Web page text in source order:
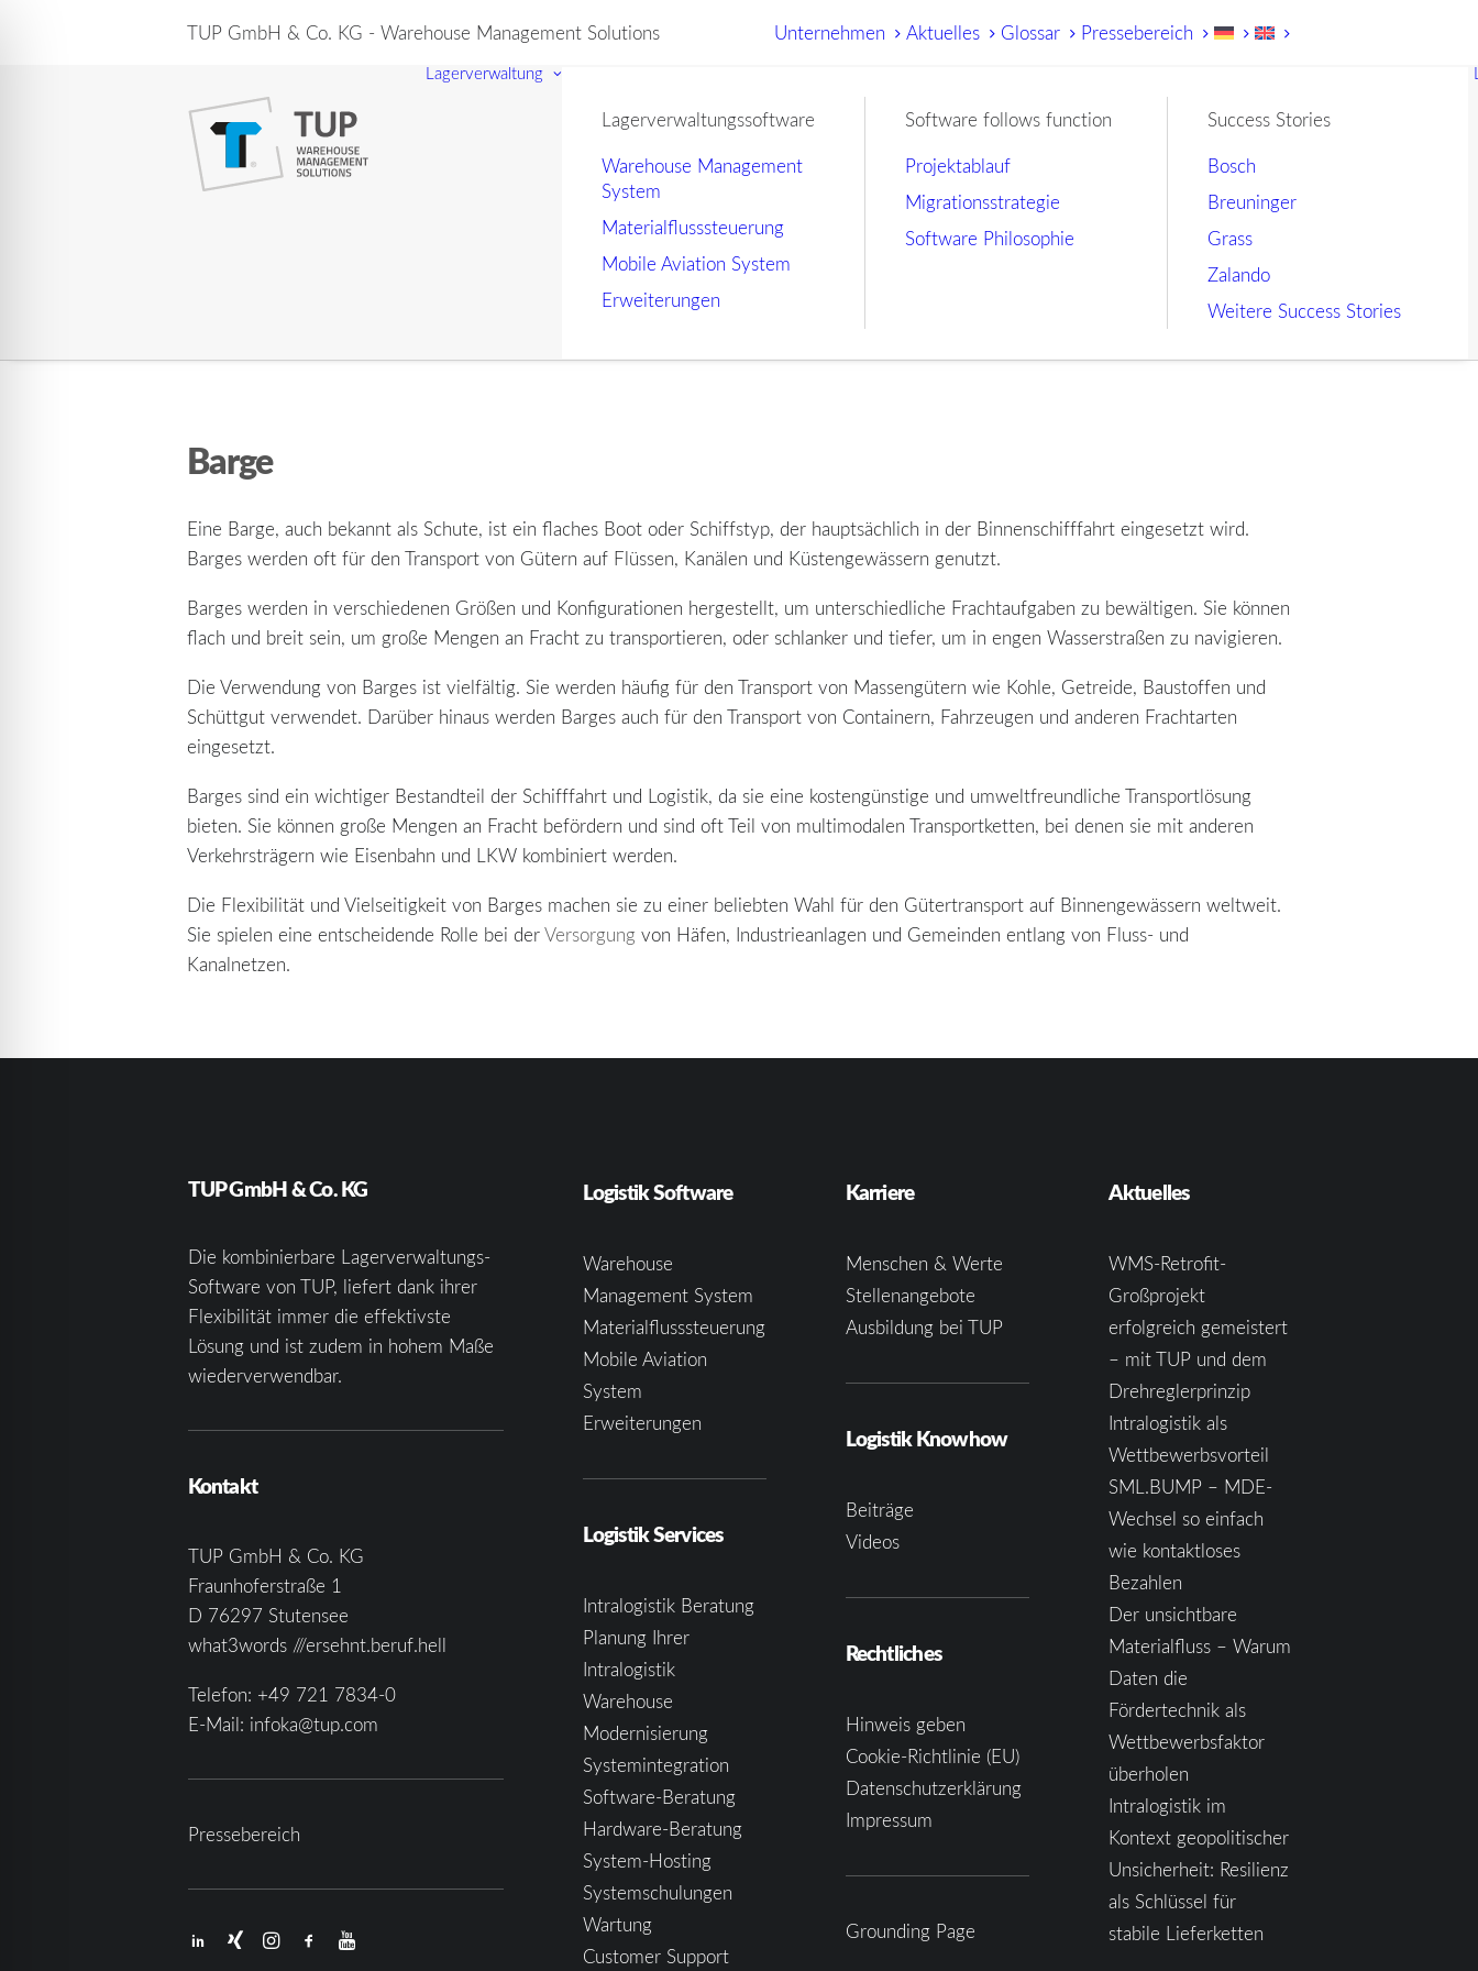
TUP GmbH & Co. KG - Warehouse Management Solutions Unternehmen Aktuelles Glossar Pressebereich
Lagerverwaltung
Lagerverwaltungssoftware
Warehouse Management
System
Materialflusssteuerung
Mobile Aviation System
Erweiterungen
Software follows function
Projektablauf
Migrationsstrategie
Software Philosophie
Success Stories
Bosch
Breuninger
Grass
Zalando
Weitere Success Stories
Barge
Eine Barge, auch bekannt als Schute, ist ein flaches Boot oder Schiffstyp, der hauptsächlich in der Binnenschifffahrt eingesetzt wird.
Barges werden oft für den Transport von Gütern auf Flüssen, Kanälen und Küstengewässern genutzt.
Barges werden in verschiedenen Größen und Konfigurationen hergestellt, um unterschiedliche Frachtaufgaben zu bewältigen. Sie können
flach und breit sein, um große Mengen an Fracht zu transportieren, oder schlanker und tiefer, um in engen Wasserstraßen zu navigieren.
Die Verwendung von Barges ist vielfältig. Sie werden häufig für den Transport von Massengütern wie Kohle, Getreide, Baustoffen und
Schüttgut verwendet. Darüber hinaus werden Barges auch für den Transport von Containern, Fahrzeugen und anderen Frachtarten
eingesetzt.
Barges sind ein wichtiger Bestandteil der Schifffahrt und Logistik, da sie eine kostengünstige und umweltfreundliche Transportlösung
bieten. Sie können große Mengen an Fracht befördern und sind oft Teil von multimodalen Transportketten, bei denen sie mit anderen
Verkehrsträgern wie Eisenbahn und LKW kombiniert werden.
Die Flexibilität und Vielseitigkeit von Barges machen sie zu einer beliebten Wahl für den Gütertransport auf Binnengewässern weltweit.
Sie spielen eine entscheidende Rolle bei derVersorgung von Häfen, Industrieanlagen und Gemeinden entlang von Fluss- und
Kanalnetzen.
TUP GmbH & Co. KG
Die kombinierbare Lagerverwaltungs-
Software von TUP, liefert dank ihrer
Flexibilität immer die effektivste
Lösung und ist zudem in hohem Maße
wiederverwendbar.
Kontakt
TUP GmbH & Co. KG
Fraunhoferstraße 1
D 76297 Stutensee
what3words ///ersehnt.beruf.hell
Telefon: +49 721 7834-0
E-Mail: infoka@tup.com
Pressebereich
Logistik Software
Warehouse
Management System
Materialflusssteuerung
Mobile Aviation
System
Erweiterungen
Logistik Services
Intralogistik Beratung
Planung Ihrer
Intralogistik
Warehouse
Modernisierung
Systemintegration
Software-Beratung
Hardware-Beratung
System-Hosting
Systemschulungen
Wartung
Customer Support
Karriere
Menschen & Werte
Stellenangebote
Ausbildung bei TUP
Logistik Knowhow
Beiträge
Videos
Rechtliches
Hinweis geben
Cookie-Richtlinie (EU)
Datenschutzerklärung
Impressum
Grounding Page
Aktuelles
WMS-Retrofit-
Großprojekt
erfolgreich gemeistert
– mit TUP und dem
Drehreglerprinzip
Intralogistik als
Wettbewerbsvorteil
SML.BUMP – MDE-
Wechsel so einfach
wie kontaktloses
Bezahlen
Der unsichtbare
Materialfluss – Warum
Daten die
Fördertechnik als
Wettbewerbsfaktor
überholen
Intralogistik im
Kontext geopolitischer
Unsicherheit: Resilienz
als Schlüssel für
stabile Lieferketten